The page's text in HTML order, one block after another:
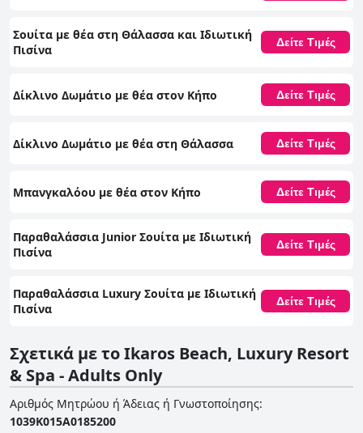
Σουίτα με θέα στη Θάλασσα και Ιδιωτική
Πισίνα
Δείτε Τιμές
Δίκλινο Δωμάτιο με θέα στον Κήπο Δείτε Τιμές
Δίκλινο Δωμάτιο με θέα στη Θάλασσα Δείτε Τιμές
Μπανγκαλόου με θέα στον Κήπο Δείτε Τιμές
Παραθαλάσσια Junior Σουίτα με Ιδιωτική
Πισίνα
Δείτε Τιμές
Παραθαλάσσια Luxury Σουίτα με Ιδιωτική
Πισίνα
Δείτε Τιμές
Σχετικά με το Ikaros Beach, Luxury Resort
& Spa - Adults Only
Αριθμός Μητρώου ή Άδειας ή Γνωστοποίησης:
1039Κ015Α0185200